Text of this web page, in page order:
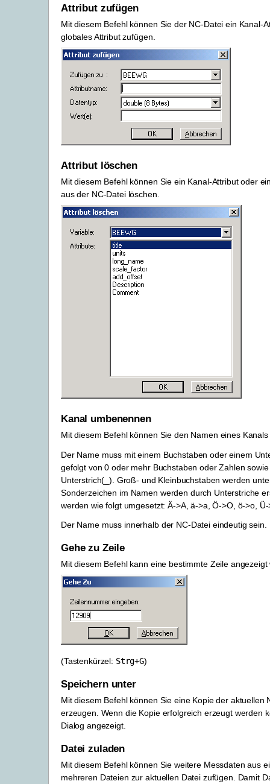
Attribut zufügen
Mit diesem Befehl können Sie der NC-Datei ein Kanal-
globales Attribut zufügen.
Attribut löschen
Mit diesem Befehl können Sie ein Kanal-Attribut oder
aus der NC-Datei löschen.
Kanal umbenennen
Mit diesem Befehl können Sie den Namen eines
Der Name muss mit einem Buchstaben oder einem
gefolgt von 0 oder mehr Buchstaben oder Zahlen
Unterstrich(_). Groß- und Kleinbuchstaben werden
Sonderzeichen im Namen werden durch Unterstriche
werden wie folgt umgesetzt: Ä->A, ä->a, Ö->O, ö->o,
Der Name muss innerhalb der NC-Datei eindeutig sein.
Gehe zu Zeile
Mit diesem Befehl kann eine bestimmte Zeile angezeigt
(Tastenkürzel: Strg+G)
Speichern unter
Mit diesem Befehl können Sie eine Kopie der aktuellen
erzeugen. Wenn die Kopie erfolgreich erzeugt werden
Dialog angezeigt.
Datei zuladen
Mit diesem Befehl können Sie weitere Messdaten aus
mehreren Dateien zur aktuellen Datei zufügen. Damit